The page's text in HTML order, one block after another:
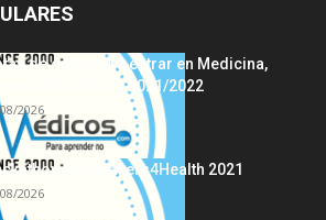
de corte para entrar en Medicina,
2022/2023 vs 2021/2022
2026
Innomakers4Health 2021
2026